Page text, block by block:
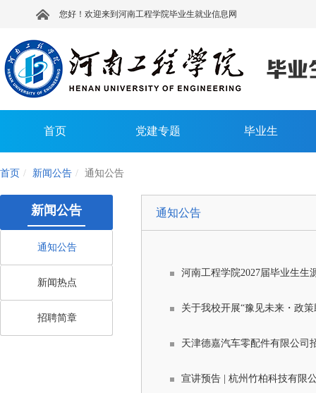
您好！欢迎来到河南工程学院毕业生就业信息网
首页 党建专题 毕业生
首页 新闻公告 通知公告
新闻公告
通知公告
新闻热点
招聘简章
通知公告
河南工程学院2027届毕业生生
关于我校开展“豫见未来・政
天津德嘉汽车零配件有限公司
宣讲预告 | 杭州竹柏科技有限